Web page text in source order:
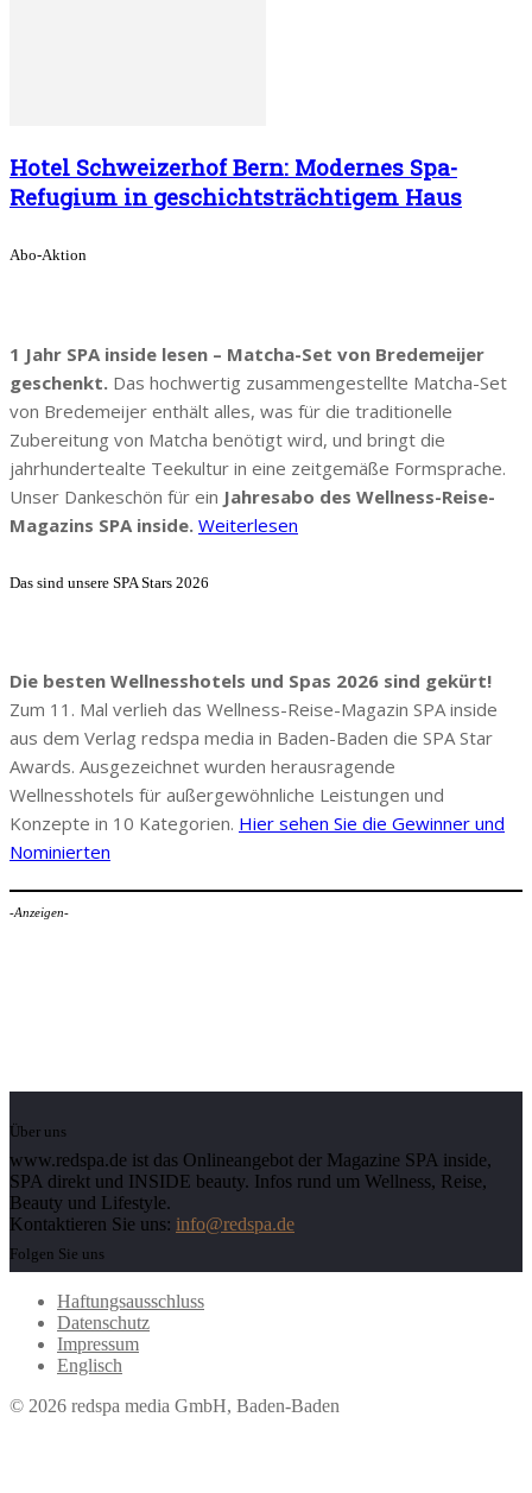
Hotel Schweizerhof Bern: Modernes Spa-
Refugium in geschichtsträchtigem Haus
Abo-Aktion
1 Jahr SPA inside lesen – Matcha-Set von Bredemeijer
geschenkt. Das hochwertig zusammengestellte Matcha-Set
von Bredemeijer enthält alles, was für die traditionelle
Zubereitung von Matcha benötigt wird, und bringt die
jahrhundertealte Teekultur in eine zeitgemäße Formsprache.
Unser Dankeschön für ein Jahresabo des Wellness-Reise-
Magazins SPA inside. Weiterlesen
Das sind unsere SPA Stars 2026
Die besten Wellnesshotels und Spas 2026 sind gekürt!
Zum 11. Mal verlieh das Wellness-Reise-Magazin SPA inside
aus dem Verlag redspa media in Baden-Baden die SPA Star
Awards. Ausgezeichnet wurden herausragende
Wellnesshotels für außergewöhnliche Leistungen und
Konzepte in 10 Kategorien. Hier sehen Sie die Gewinner und
Nominierten
-Anzeigen-
Über uns
www.redspa.de ist das Onlineangebot der Magazine SPA inside,
SPA direkt und INSIDE beauty. Infos rund um Wellness, Reise,
Beauty und Lifestyle.
Kontaktieren Sie uns: info@redspa.de
Folgen Sie uns
Haftungsausschluss
Datenschutz
Impressum
Englisch
© 2026 redspa media GmbH, Baden-Baden